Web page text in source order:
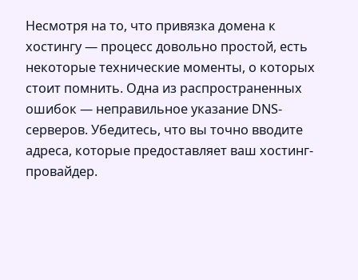
Несмотря на то, что привязка домена к
хостингу — процесс довольно простой, есть
некоторые технические моменты, о которых
стоит помнить. Одна из распространенных
ошибок — неправильное указание DNS-
серверов. Убедитесь, что вы точно вводите
адреса, которые предоставляет ваш хостинг-
провайдер.